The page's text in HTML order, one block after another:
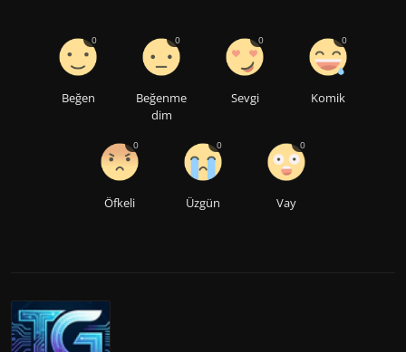
Beğen
0
Beğenme
dim
0
Sevgi
0
Komik
0
Öfkeli
0
Üzgün
0
Vay
0